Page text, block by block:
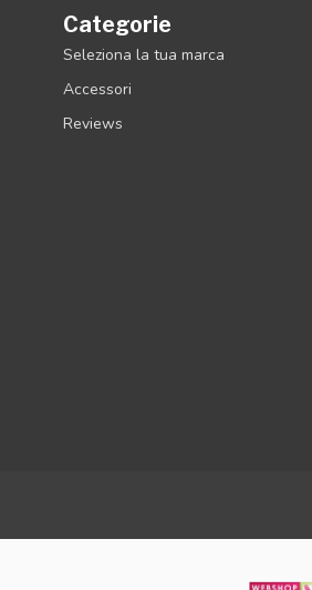
Categorie
Seleziona la tua marca
Accessori
Reviews